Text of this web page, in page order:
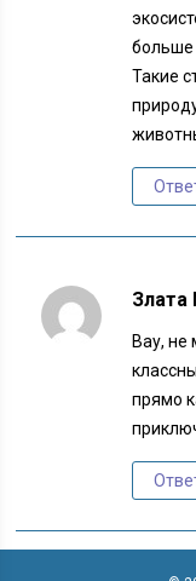
больше
Такие
Злата
Вау, не
прямо